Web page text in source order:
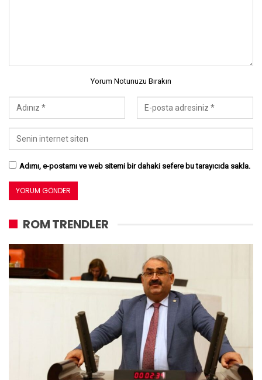
Yorum Notunuzu Bırakın
Adımı, e-postamı ve web sitemi bir dahaki sefere bu tarayıcıda sakla.
ROM TRENDLER